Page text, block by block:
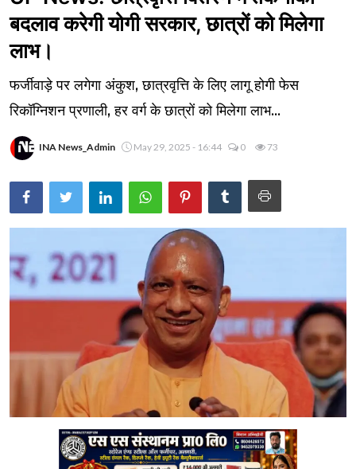
बदलाव करेगी योगी सरकार, छात्रों को मिलेगा
लाभ।
फर्जीवाड़े पर लगेगा अंकुश, छात्रवृत्ति के लिए लागू होगी फेस
रिकॉग्निशन प्रणाली, हर वर्ग के छात्रों को मिलेगा लाभ...
INA News_Admin May 29, 2025 - 16:44 0 73